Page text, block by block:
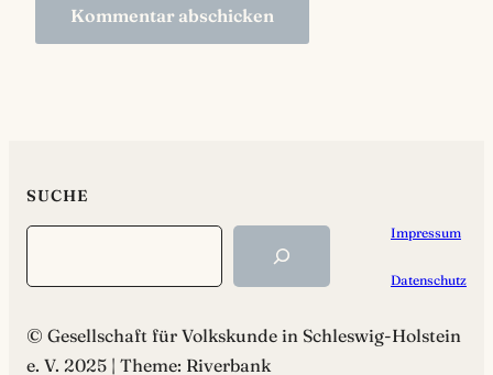
SUCHE
Impressum
Datenschutz
© Gesellschaft für Volkskunde in Schleswig-Holstein
e. V. 2025 | Theme: Riverbank